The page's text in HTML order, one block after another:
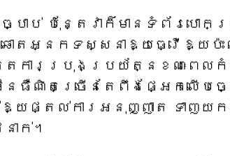
ាប់ ប៉ុន្តែវាក៏មានទំព័របោក
ឆោតអ្នកទស្សនាឱ្យធ្វើឱ្យប៉ះ
តការប្រុងប្រយ័ត្នខណៈពេ
នធឺណិតច្រើនតែពឹងផ្អែកលើបច្
ឱ្យផ្តល់ការអនុញ្ញាត ទាញយ
ាក់។